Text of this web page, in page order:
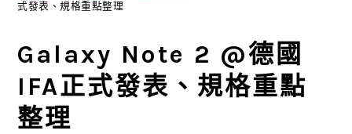
式發表、規格重點整理
Galaxy Note 2 @德國
IFA正式發表、規格重點
整理